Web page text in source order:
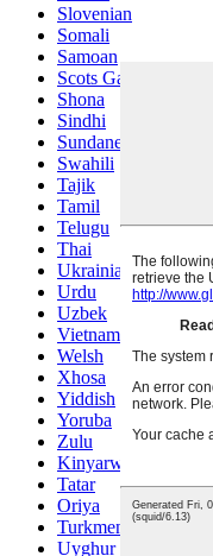
Slovenian
Somali
Samoan
Scots Gaelic
Shona
Sindhi
Sundanese
Swahili
Tajik
Tamil
Telugu
Thai
Ukrainian
Urdu
Uzbek
Vietnamese
Welsh
Xhosa
Yiddish
Yoruba
Zulu
Kinyarwanda
Tatar
Oriya
Turkmen
Uyghur